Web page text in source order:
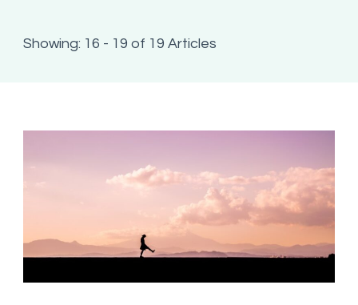
Showing: 16 - 19 of 19 Articles